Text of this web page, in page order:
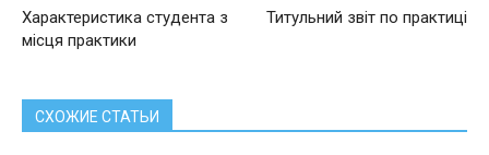
Характеристика студента з
місця практики
Титульний звіт по практиці
СХОЖИЕ СТАТЬИ